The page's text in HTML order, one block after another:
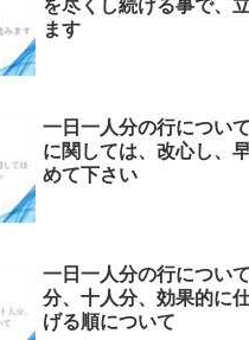
を尽くし続ける事で、
ます
一日一人分の行につ
に関しては、改心し、
めて下さい
一日一人分の行につ
分、十人分、効果的に
げる順について